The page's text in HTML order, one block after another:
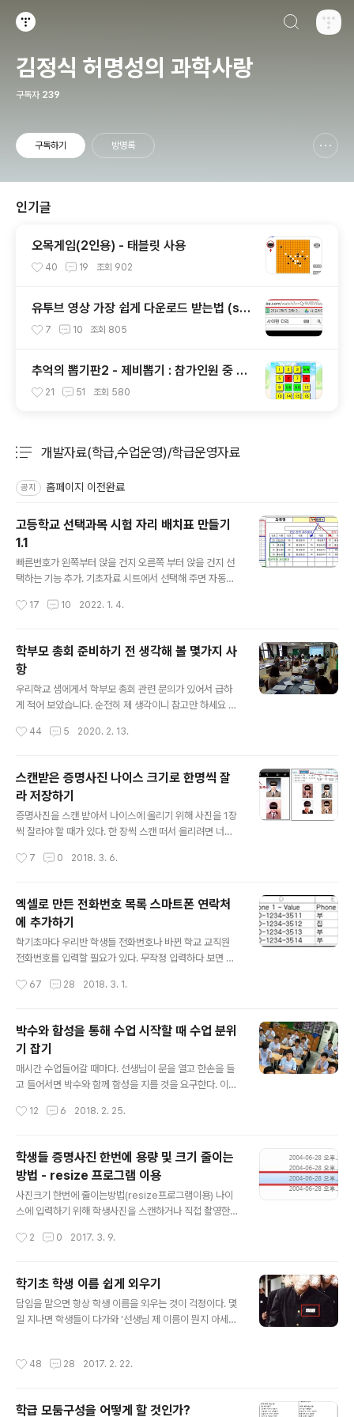
김정식 허명성의 과학사랑
구독자 239
구독하기 방명록
인기글
오목게임(2인용) - 태블릿 사용
40 19 조회 902
유투브 영상 가장 쉽게 다운로드 받는법 (ss
만 추가)
7 10 조회 805
추억의 뽑기판2 - 제비뽑기 : 참가인원 중 원
하는 인원 또는 발표자 선정
21 51 조회 580
개발자료(학급,수업운영)/학급운영자료
공지 홈페이지 이전완료
고등학교 선택과목 시험 자리 배치표 만들기
1.1
빠른번호가 왼쪽부터 앉을 건지 오른쪽 부터 앉을 건지 선
택하는 기능 추가. 기초자료 시트에서 선택해 주면 자동으
목이 많아, 시험시간 마다 선택과목순으로 새로 자리 배치
를 하는게 쉽지 않다. 그래서 선택과목 신청현황을 바탕으
로 쉽게 시험 시간 자리 배치를 하는 프로그램을 만들어 보
았다. 아래 그림처럼 자동으로 선택과목에 따라 순서대
로 자리가 배치된다. 우선 아래 링크(테스트 버전)에 접속
해서 담임 입장에서 1반이나 2반을 선택하고 이것 저것 눌
eadsheets/d/13QvriRJojpGmKPRDbJ-PxqTOzn
17 10 2022. 1. 4.
학부모 총회 준비하기 전 생각해 볼 몇가지 사
항
우리학교 샘에게서 학부모 총회 관련 문의가 있어서 급하
게 적어 보았습니다. 순전히 제 생각이니 참고만 하세요 제
어 주세요 - 질문전에는 절대 훈장질 하지 마세요. 부모님
요. 건강하다는 증거지요. 조금 명랑하긴 하지만, 전 그런점
이 oo 이의 장점이라고 생각합니다. 대부분 부모님은 자기
아이의 단점을 잘 알고 있습니다. 그리고 학교에 상담하러
오실 정도면 관심도 많은 부모님 입니다. 자기 아이의 단점
떠들고 수업시간에 방해가 되요' 라고 말하면 이성적으로
44 5 2020. 2. 13.
스캔받은 증명사진 나이스 크기로 한명씩 잘
라 저장하기
증명사진을 스캔 받아서 나이스에 올리기 위해 사진을 1장
씩 잘라야 할 때가 있다. 한 장씩 스캔 떠서 올리려면 너무
생들 사진을 다 붙인 다음 1번에 스캔 떠서 1명씩 사진을 잘
을 찍어 주기도 하는데 이때도 증명사진 크기로 자르기 위
해서 또 작업이 필요하다. 그래서 같은 크기로 자를 수 있는
방법을 제시한다. opencapture 1.3.4 프로그램을 사용
합니다. 오래된 프로그램이지만 설치할 필요도 없고 가벼
워서 좋아요. 업그레이드 안하고 이 프로그램으로만 쭉 사
com/17631. 증명사진을 순서대로 붙여 스캔을 받거나 스
7 0 2018. 3. 6.
엑셀로 만든 전화번호 목록 스마트폰 연락처
에 추가하기
학기초마다 우리반 학생들 전화번호나 바뀐 학교 교직원
전화번호를 입력할 필요가 있다. 무작정 입력하다 보면 몇
릴때도 있다. 그래서 엑셀로 정리된 전화번호가 있다면 그
가가 만들어서 ‘google연락처추가’ 파일을 만들어서 배포
하면, 다른 선생님들은 쉽게 전화번호를 입력할 수 있다.구
글 주소록을 이용하여 스마트폰에 입력하는 방법을 알아보
자. 1. 첨부된 엑셀양식을 엑셀이나 한셀에서 불러와 전화
번호를 입력한다.가. 첨부된 ‘google연락처추가’ 화일을
은 주소록이 있다면 복사해서 해당 항목에 붙여넣어도 된
67 28 2018. 3. 1.
박수와 함성을 통해 수업 시작할 때 수업 분위
기 잡기
매시간 수업들어갈 때마다. 선생님이 문을 열고 한손을 들
고 들어서면 박수와 함께 함성을 지를 것을 요구한다. 이유
시작하지 않기 위해서다. 매년 반복해왔던 실수 중에 하나
작종 쳤는데 왜 서 있지?', '조용히 해!', '책 안꺼내고 뭐하
니?' , '똑바로 앉아' 등등... 시작종 치고 들어가서 학생들의
수업 분위기를 조성하는데 많은 시간이 소요되고, 잘 따르
지 않는 학생들을 만나게 되면 잔소리 강도가 점점 더 심해
진다. 이렇게 수업을 시작하면 잔소리를 들은 학생도 기분
가면서 밝은 목소리로 먼저 인사를 해보기도 했는데 쳐다
12 6 2018. 2. 25.
학생들 증명사진 한번에 용량 및 크기 줄이는
방법 - resize 프로그램 이용
사진크기 한번에 줄이는방법(resize프로그램이용) 나이
스에 입력하기 위해 학생사진을 스캔하거나 직접 촬영한
량을 줄여도 되지만, 한번에 사진 용량을 줄이는 방법을 소
필요할 때 사진용량을 한번에 줄여 보자. 1. 첨부된 프로그
램을 다운받아 압축을 풀고 resizer 프로그램을 실행한다.
- 설치할 필요 없이 바로 실행되는 프로그램이다. 2. 방법
은 간단하다. 왼쪽에 있는 메뉴를 그대로 쭉 따라 해주면 된
스에 입력하는 증명사진의 경우 폭이 640 정..
2 0 2017. 3. 9.
학기초 학생 이름 쉽게 외우기
담임을 맡으면 항상 학생 이름을 외우는 것이 걱정이다. 몇
일 지나면 학생들이 다가와 '선생님 제 이름이 뭔지 아세
어버리는 선생님은 이럴때 정말 곤욕스럽다. 내가 불성실
짝 뒤집어 보았다. 학기초에 학생들에게 선생님 소개를 하
48 28 2017. 2. 22.
학급 모둠구성을 어떻게 할 것인가?